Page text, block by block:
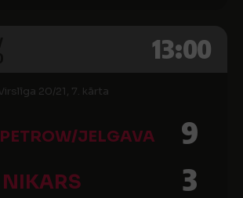
13:00
20/21, 7. kārta
JELGAVA 9
NIKARS 3